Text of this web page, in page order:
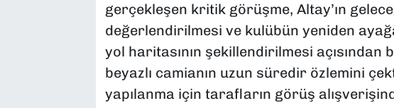
gerçekleşen kritik görüşme, Altay’ın
değerlendirilmesi ve kulübün yeniden
yol haritasının şekillendirilmesi açısından
beyazlı camianın uzun süredir özlemini
yapılanma için tarafların görüş